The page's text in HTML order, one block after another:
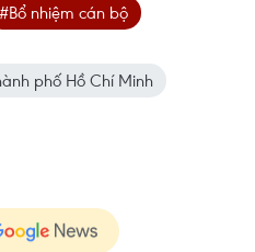
#Bổ nhiệm cán bộ
phố Hồ Chí Minh